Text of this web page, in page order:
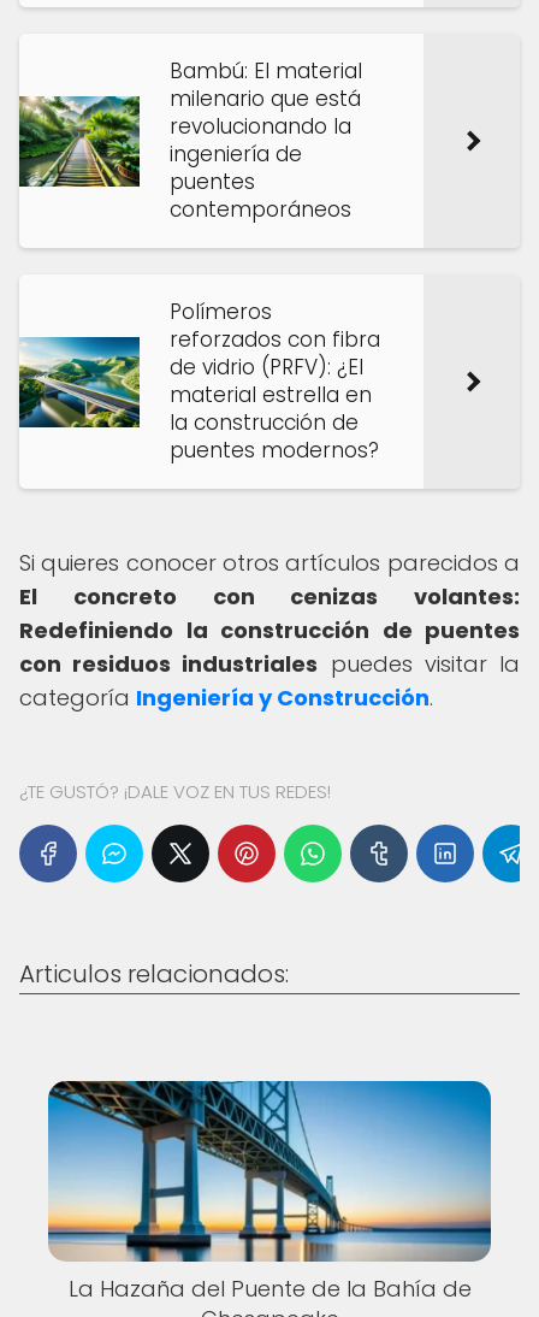
Bambú: El material
milenario que está
revolucionando la
ingeniería de
puentes
contemporáneos
Polímeros
reforzados con fibra
de vidrio (PRFV): ¿El
material estrella en
la construcción de
puentes modernos?
Si quieres conocer otros artículos parecidos a
El concreto con cenizas volantes:
Redefiniendo la construcción de puentes
con residuos industriales puedes visitar la
categoría Ingeniería y Construcción.
¿TE GUSTÓ? ¡DALE VOZ EN TUS REDES!
Articulos relacionados:
La Hazaña del Puente de la Bahía de